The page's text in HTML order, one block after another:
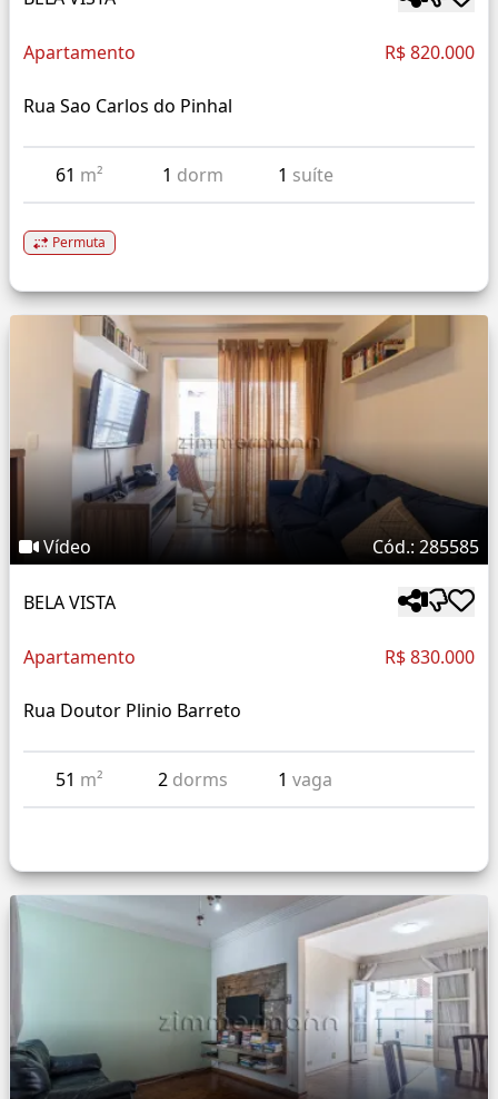
Apartamento R$ 820.000
Rua Sao Carlos do Pinhal
61 m² 1 dorm 1 suíte
Permuta
Vídeo Cód.: 285585
BELA VISTA
Apartamento R$ 830.000
Rua Doutor Plinio Barreto
51 m² 2 dorms 1vaga